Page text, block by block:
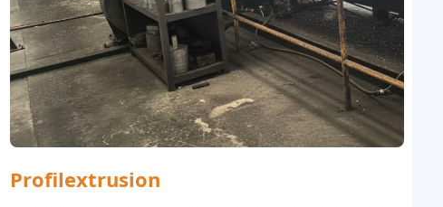
Profilextrusion